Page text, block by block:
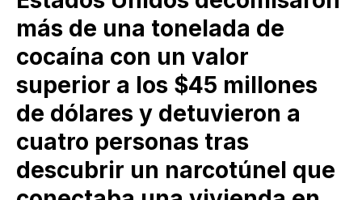
más de una tonelada de
cocaína con un valor
superior a los $45 millones
de dólares y detuvieron a
cuatro personas tras
descubrir un narcotúnel que